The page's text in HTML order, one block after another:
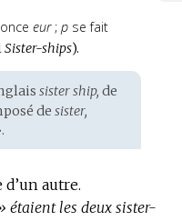
eur; pse fait
Sister-ships).
sister ship, de
de sister,
autre.
étaient les deux sister-